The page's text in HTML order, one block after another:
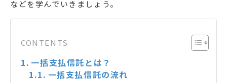
などを学んでいきましょう。
CONTENTS
一括支払信託とは？
一括支払信託の流れ